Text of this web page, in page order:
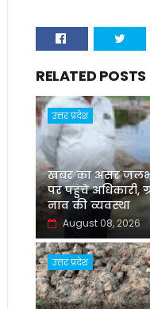
RELATED POSTS
उत्तर प्रदेश
खबर का असर
पर पहुंचे अधिकारी,
नाव की व्यवस्था
August 08, 2026
उत्तर प्रदेश